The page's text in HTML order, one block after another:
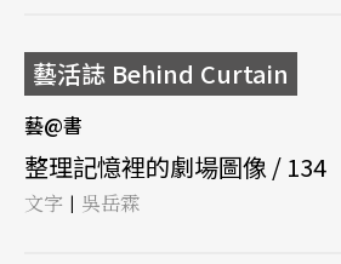
藝活誌 Behind Curtain
藝@書
整理記憶裡的劇場圖像 / 134
文字 | 吳岳霖